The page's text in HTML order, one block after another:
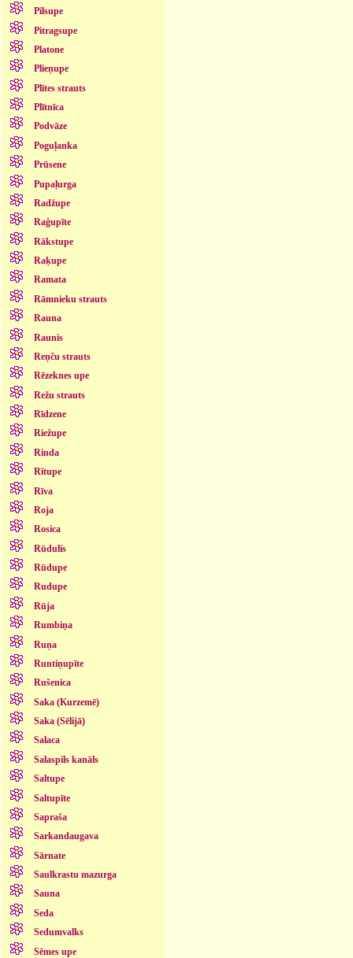
Pilsupe
Pitragsupe
Platone
Plieņupe
Plītes strauts
Plītnīca
Podvāze
Poguļanka
Prūsene
Pupaļurga
Radžupe
Raģupīte
Rākstupe
Raķupe
Ramata
Rāmnieku strauts
Rauna
Raunis
Reņču strauts
Rēzeknes upe
Režu strauts
Rīdzene
Riežupe
Rinda
Rītupe
Rīva
Roja
Rosica
Rūdulis
Rūdupe
Rudupe
Rūja
Rumbiņa
Ruņa
Runtiņupīte
Rušenica
Saka (Kurzemē)
Saka (Sēlijā)
Salaca
Salaspils kanāls
Saltupe
Saltupīte
Sapraša
Sarkandaugava
Sārnate
Saulkrastu mazurga
Sauna
Seda
Sedumvalks
Sēmes upe